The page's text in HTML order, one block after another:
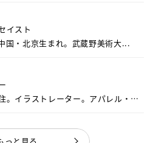
イスト
国・北京生まれ。武蔵野美術大...
。イラストレーター。アパレル・キ